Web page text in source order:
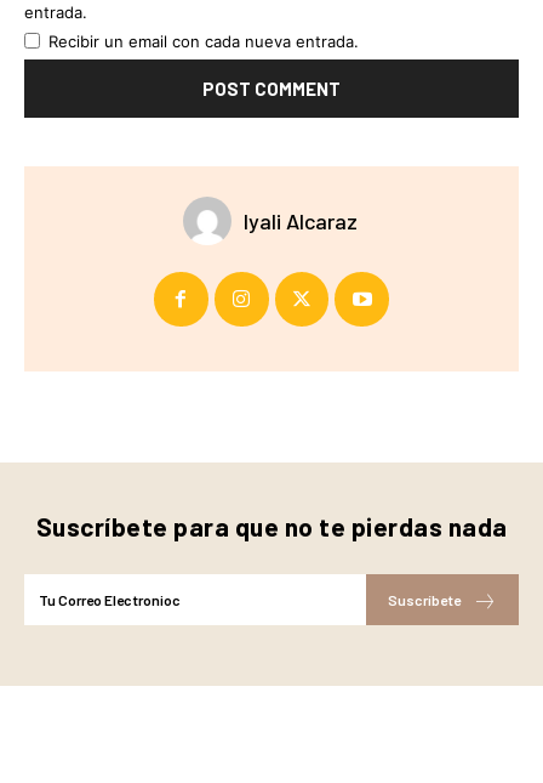
entrada.
Recibir un email con cada nueva entrada.
Iyali Alcaraz
Suscríbete para que no te pierdas nada
Suscríbete